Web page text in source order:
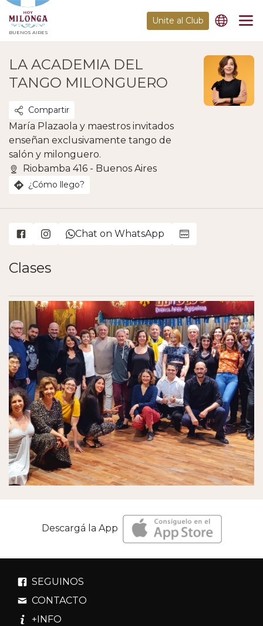
BUENOS AIRES
Unite al Club
LA ACADEMIA DEL
TANGO MILONGUERO
Compartir
María Plazaola y maestros invitados
enseñan exclusivamente tango de
salón y milonguero.
Riobamba 416 - Buenos Aires
¿Cómo llego?
Chat on WhatsApp
Clases
Descargá la App
SEGUINOS
CONTACTO
+INFO